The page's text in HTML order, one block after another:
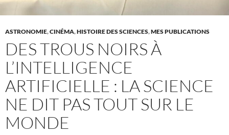
ASTRONOMIE,CINÉMA,HISTOIRE DES SCIENCES,MES PUBLICATIONS
DES TROUS NOIRS À
L’INTELLIGENCE
ARTIFICIELLE : LA SCIENCE
NE DIT PAS TOUT SUR LE
MONDE